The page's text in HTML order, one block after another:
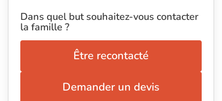
Dans quel but souhaitez-vous contacter
la famille ?
Être recontacté
Demander un devis